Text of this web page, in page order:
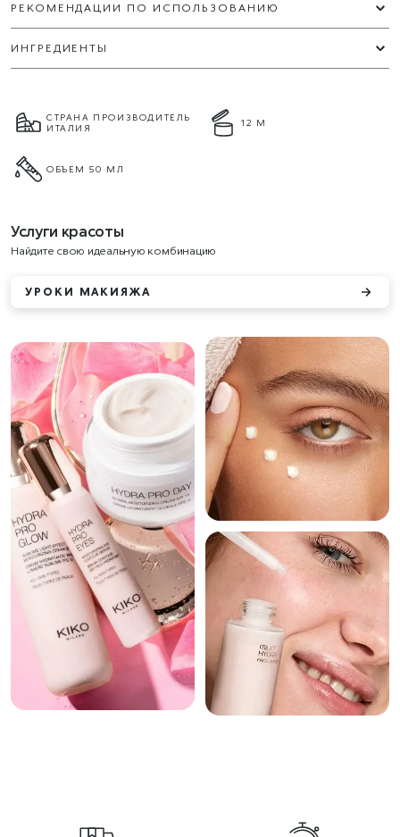
РЕКОМЕНДАЦИИ ПО ИСПОЛЬЗОВАНИЮ
ИНГРЕДИЕНТЫ
СТРАНА ПРОИЗВОДИТЕЛЬ
ИТАЛИЯ
12 М
ОБЪЕМ 50 МЛ
Услуги красоты
Найдите свою идеальную комбинацию
УРОКИ МАКИЯЖА